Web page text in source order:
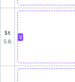
st
5.8.
V